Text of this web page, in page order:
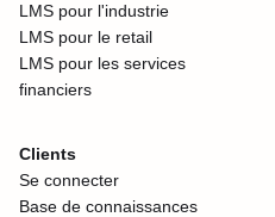
LMS pour l'industrie
LMS pour le retail
LMS pour les services
financiers
Clients
Se connecter
Base de connaissances